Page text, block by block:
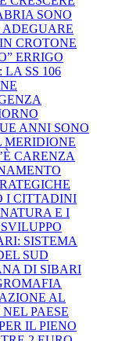
SONO
CROTONE
ERRIGO
LA SS 106
ANNI SONO
MERIDIONE
CARENZA
I CITTADINI
E I
SISTEMA
SUD
DI SIBARI
AL
PAESE
IL PIENO